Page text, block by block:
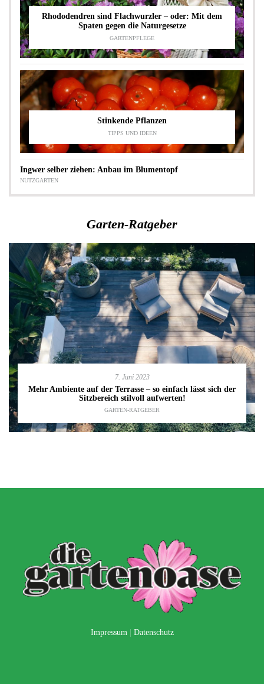
Rhododendren sind Flachwurzler – oder: Mit dem
Spaten gegen die Naturgesetze
GARTENPFLEGE
Stinkende Pflanzen
TIPPS UND IDEEN
Ingwer selber ziehen: Anbau im Blumentopf
NUTZGARTEN
Garten-Ratgeber
7. Juni 2023
Mehr Ambiente auf der Terrasse – so einfach lässt sich der
Sitzbereich stilvoll aufwerten!
GARTEN-RATGEBER
Impressum Datenschutz